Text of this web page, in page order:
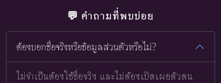
💬 คำถามที่พบบ่อย
ต้องบอกชื่อจริงหรือข้อมูลส่วนตัวหรือไม่?
ไม่จำเป็นต้องใช้ชื่อจริง และไม่ต้องเปิดเผยตัวตน